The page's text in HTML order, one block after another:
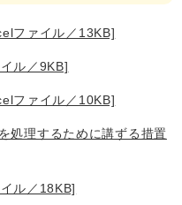
ファイル／13KB]
ル／9KB]
ファイル／10KB]
処理するために講ずる措置
ル／18KB]